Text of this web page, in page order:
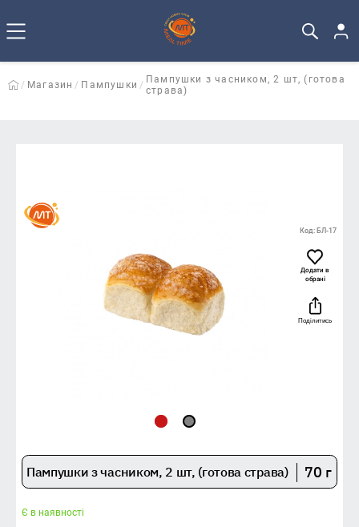
Магазин Пампушки
Пампушки з часником, 2 шт, (готова
страва)
Код: БЛ-17
Додати в
обрані
Поділитись
Пампушки з часником, 2 шт, (готова страва) 70 г
Є в наявності